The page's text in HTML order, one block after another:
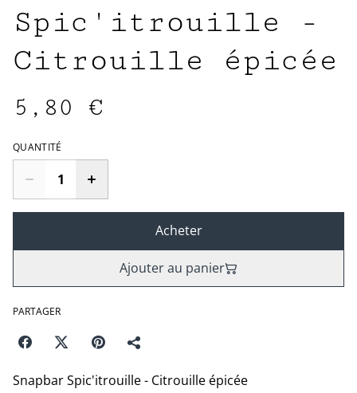
Spic'itrouille -
Citrouille épicée
5,80 €
QUANTITÉ
Acheter
Ajouter au panier
PARTAGER
Snapbar Spic'itrouille - Citrouille épicée